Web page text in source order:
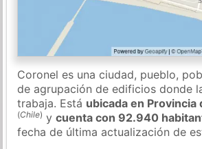
Coronel es una ciudad, pueblo,
de agrupación de edificios donde
trabaja. Está ubicada en Provincia
(Chile) ycuenta con 92.940
fecha de última actualización de